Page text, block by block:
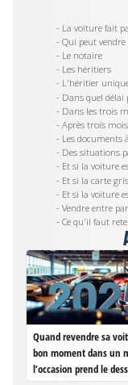
- La voiture fait
- Qui peut vendre
- Le notaire
- Les héritiers
- L'héritier
- Dans quel délai
- Dans les trois
- Après trois mois
- Les documents
- Des situations
- Et si la voiture
- Et si la carte
- Et si la voiture
- Vendre entre
- Ce qu'il faut
Quand revendre sa
bon moment dans un
l’occasion prend le